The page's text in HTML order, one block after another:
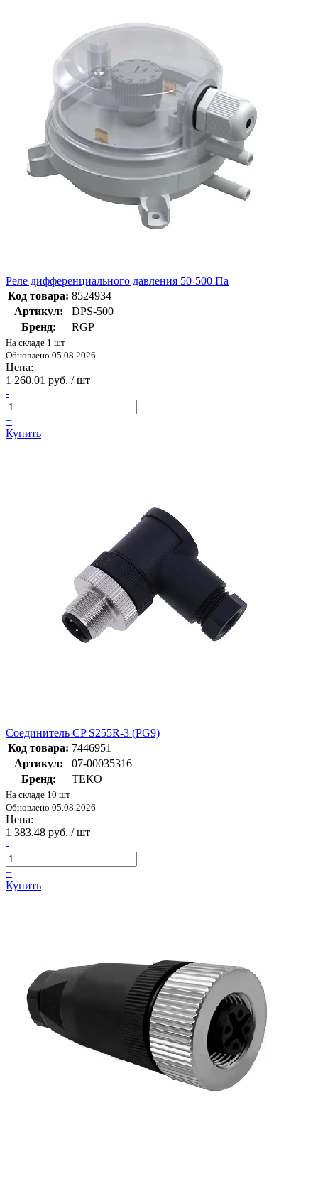
Реле дифференциального давления 50-500 Па
Код товара: 8524934
Артикул:
DPS-500
Бренд:
RGP
На складе 1 шт
Обновлено 05.08.2026
Цена:
1 260.01 руб. / шт
-
+
Купить
Соединитель CP S255R-3 (PG9)
Код товара: 7446951
Артикул:
07-00035316
Бренд:
ТЕКО
На складе 10 шт
Обновлено 05.08.2026
Цена:
1 383.48 руб. / шт
-
+
Купить